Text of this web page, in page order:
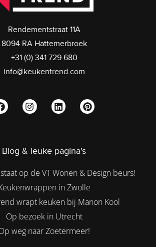
Rendementstraat 11A
8094 RA Hattemerbroek
+31 (0) 341 729 680
info@keukentrend.com
Blog & leuke pagina's
op de VT Wonen & Design beurs!
in Zwolle
wrapt keuken bij Manon Kool
Op bezoek in Utrecht
weg naar Zoetermeer!